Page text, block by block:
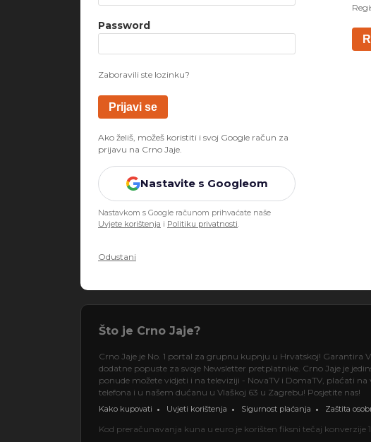
Password
Zaboravili ste lozinku?
Ako želiš, možeš koristiti i svoj Google račun za
prijavu na Crno Jaje.
Nastavite s Googleom
Nastavkom s Google računom prihvaćate naše
Uvjete korištenja i Politiku privatnosti
Odustani
Što je Crno Jaje?
Crno Jaje je No. 1 portal za grupnu kupnju u Hrvatskoj! Garantira
dodatne popuste za svoje Newsletter pretplatnike. Crno Jaje je
ponude možete vidjeti i na televiziji - NovaTV i DomaTV, plaćati
telefona i u našem dućanu u Vlaškoj 63 u Zagrebu! Posjetite nas!
Kako kupovati Uvjeti korištenja Sigurnost plaćanja Zaštita
Kod preračunavanja kuna u euro je korišten fiksni tečaj konverzije